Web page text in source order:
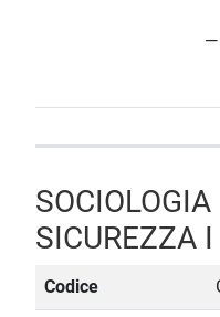
SICUREZZA
Codice